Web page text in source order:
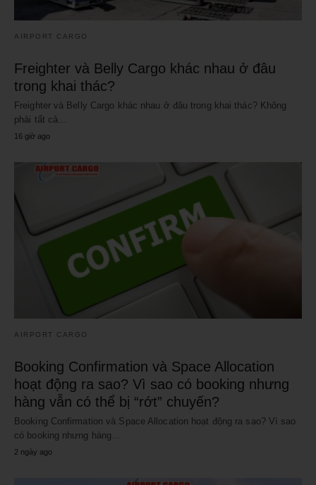
AIRPORT CARGO
Freighter và Belly Cargo khác nhau ở đâu
trong khai thác?
Freighter và Belly Cargo khác nhau ở đâu trong khai thác? Không
phải tất cả…
16 giờ ago
AIRPORT CARGO
Booking Confirmation và Space Allocation
hoạt động ra sao? Vì sao có booking nhưng
hàng vẫn có thể bị “rớt” chuyến?
Booking Confirmation và Space Allocation hoạt động ra sao? Vì sao
có booking nhưng hàng…
2 ngày ago